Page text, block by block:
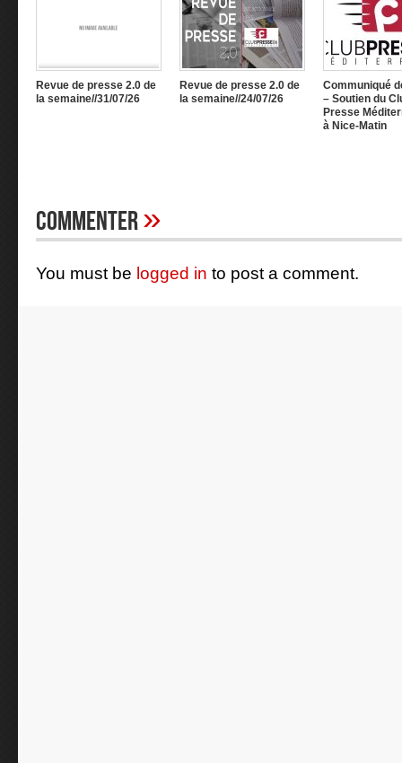
Revue de presse 2.0 de
la semaine//31/07/26
Revue de presse 2.0 de
la semaine//24/07/26
Communiqué
– Soutien du
Presse
à Nice-Matin
Commenter»
You must be logged in to post a comment.